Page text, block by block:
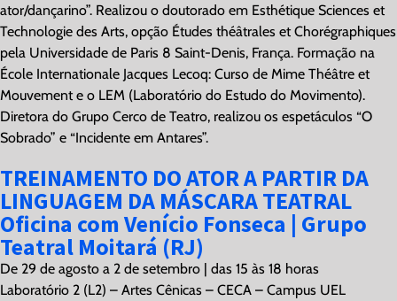
ator/dançarino”. Realizou o doutorado em Esthétique Sciences et
Technologie des Arts, opção Études théâtrales et Chorégraphiques
pela Universidade de Paris 8 Saint-Denis, França. Formação na
École Internationale Jacques Lecoq: Curso de Mime Théâtre et
Mouvement e o LEM (Laboratório do Estudo do Movimento).
Diretora do Grupo Cerco de Teatro, realizou os espetáculos “O
Sobrado” e “Incidente em Antares”.
TREINAMENTO DO ATOR A PARTIR DA
LINGUAGEM DA MÁSCARA TEATRAL
Oficina com Venício Fonseca | Grupo
Teatral Moitará (RJ)
De 29 de agosto a 2 de setembro | das 15 às 18 horas
Laboratório 2 (L2) – Artes Cênicas – CECA – Campus UEL